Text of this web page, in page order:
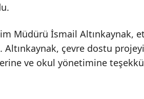
Müdürü İsmail Altınkaynak,
Altınkaynak, çevre dostu
ve okul yönetimine